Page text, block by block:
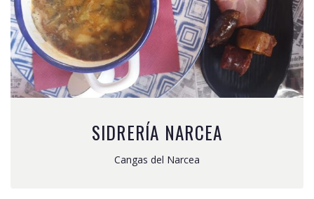
SIDRERÍA NARCEA
Cangas del Narcea